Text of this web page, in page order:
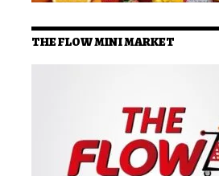
THE FLOW MINI MARKET